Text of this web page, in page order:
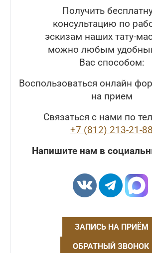
Получить
консультацию по
эскизам наших тату-
можно любым
Вас способом:
Воспользоваться онлайн
на прием
Связаться с нами по
+7 (812) 213-21-88
Напишите нам в
ЗАПИСЬ НА ПРИЁМ
ОБРАТНЫЙ ЗВОНОК